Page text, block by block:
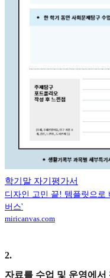
학기말 자기평가서
디자인 고민 끝! 템플릿으로
버스'
miricanvas.com
2.
자료를 수업 및 운영에